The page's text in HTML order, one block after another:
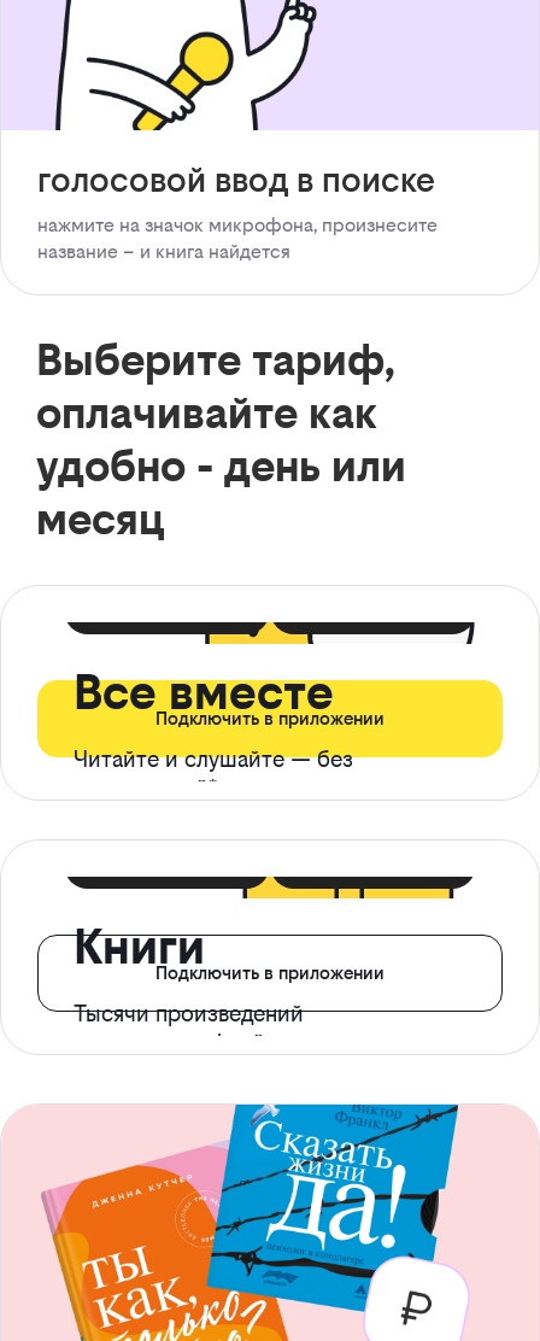
голосовой ввод в поиске
нажмите на значок микрофона, произнесите
название – и книга найдется
Выберите тариф,
оплачивайте как
удобно - день или
месяц
Все вместе
Читайте и слушайте — без
ограничений*
Подключить в приложении
Книги
Тысячи произведений
с доступом офлайн
Подключить в приложении